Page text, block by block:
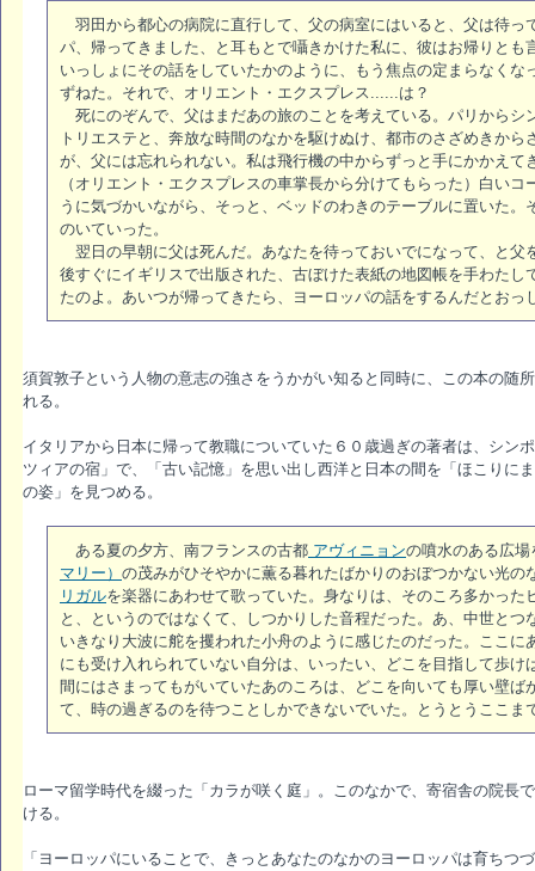
羽田から都心の病院に直行して、父の病室にはいると、父は待っ
パ、帰ってきました、と耳もとで囁きかけた私に、彼はお帰りと
いっしょにその話をしていたかのように、もう焦点の定まらなく
ずねた。それで、オリエント・エクスプレス......は？
死にのぞんで、父はまだあの旅のことを考えている。パリからシ
トリエステと、奔放な時間のなかを駆けぬけ、都市のさざめきか
が、父には忘れられない。私は飛行機の中からずっと手にかかえて
（オリエント・エクスプレスの車掌長から分けてもらった）白い
うに気づかいながら、そっと、ベッドのわきのテーブルに置いた
のいていった。
翌日の早朝に父は死んだ。あなたを待っておいでになって、と父
後すぐにイギリスで出版された、古ぼけた表紙の地図帳を手わた
たのよ。あいつが帰ってきたら、ヨーロッパの話をするんだとおっ
須賀敦子という人物の意志の強さをうかがい知ると同時に、この本の随
れる。
イタリアから日本に帰って教職についていた６０歳過ぎの著者は、シン
ツィアの宿」で、「古い記憶」を思い出し西洋と日本の間を「ほこりに
の姿」を見つめる。
ある夏の夕方、南フランスの古都 アヴィニョンの噴水のある広
マリー） の茂みがひそやかに薫る暮れたばかりのおぼつかない光の
リガルを楽器にあわせて歌っていた。身なりは、そのころ多かっ
と、というのではなくて、しつかりした音程だった。あ、中世と
いきなり大波に舵を攫われた小舟のように感じたのだった。ここ
にも受け入れられていない自分は、いったい、どこを目指して歩
間にはさまってもがいていたあのころは、どこを向いても厚い壁
て、時の過ぎるのを待つことしかできないでいた。とうとうここま
ローマ留学時代を綴った「カラが咲く庭」。このなかで、寄宿舎の院長
ける。
「ヨーロッパにいることで、きっとあなたのなかのヨーロッパは育ちつ